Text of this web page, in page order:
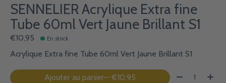
SENNELIER Acrylique Extra fine
Tube 60ml Vert Jaune Brillant S1
€10,95 En stock
Acrylique Extra fine Tube 60ml Vert Jaune Brillant S1
Ajouter au panier — €10,95 Quantité: